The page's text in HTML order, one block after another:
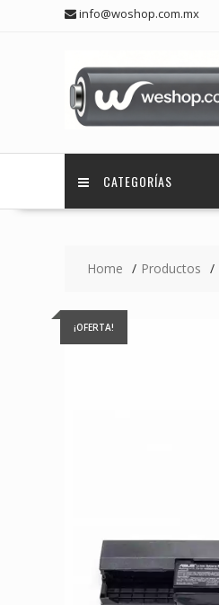
info@woshop.com.mx
CATEGORÍAS
Home Productos
¡OFERTA!